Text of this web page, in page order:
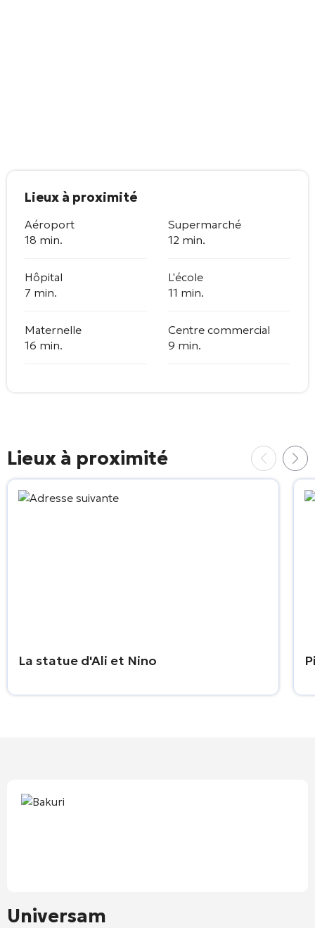
Lieux à proximité
Aéroport
18 min.
Supermarché
12 min.
Hôpital
7 min.
L'école
11 min.
Maternelle
16 min.
Centre commercial
9 min.
Lieux à proximité
La statue d'Ali et Nino
Universam